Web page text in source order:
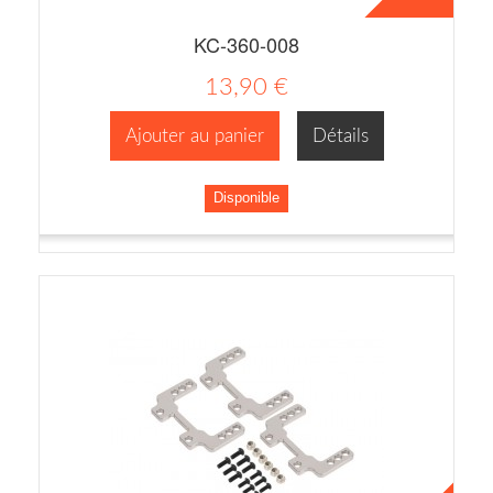
KC-360-008
13,90 €
Ajouter au panier Détails
Disponible